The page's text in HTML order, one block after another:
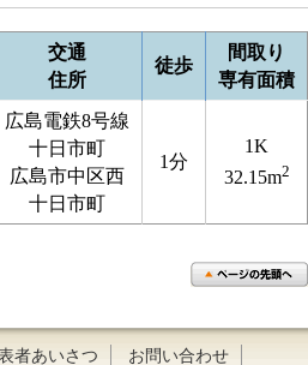
交通
住所
徒歩
間取り
専有面積
広島電鉄8号線
十日市町
広島市中区西
十日市町
1分
1K
32.15m2
者あいさつ お問い合わせ